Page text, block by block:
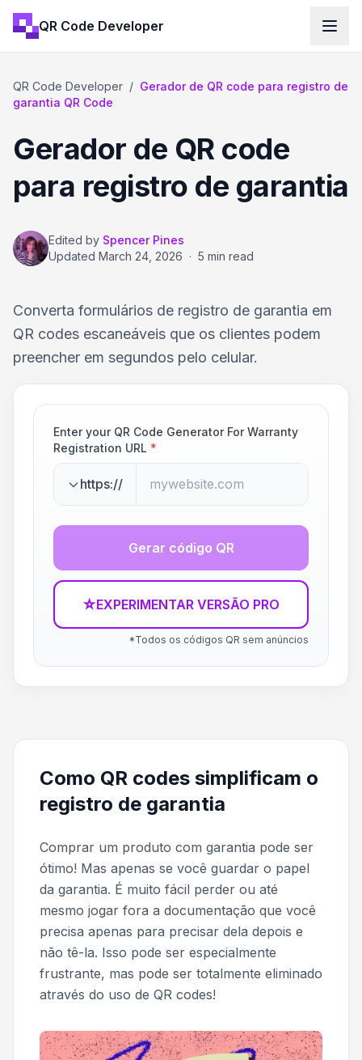
QR Code Developer
QR Code Developer / Gerador de QR code para registro de
garantia QR Code
Gerador de QR code
para registro de garantia
Edited by Spencer Pines
Updated March 24, 2026 · 5 min read
Converta formulários de registro de garantia em
QR codes escaneáveis que os clientes podem
preencher em segundos pelo celular.
Enter your QR Code Generator For Warranty
Registration URL *
https://
Gerar código QR
☆EXPERIMENTAR VERSÃO PRO
*Todos os códigos QR sem anúncios
Como QR codes simplificam o
registro de garantia
Comprar um produto com garantia pode ser
ótimo! Mas apenas se você guardar o papel
da garantia. É muito fácil perder ou até
mesmo jogar fora a documentação que você
precisa apenas para precisar dela depois e
não tê-la. Isso pode ser especialmente
frustrante, mas pode ser totalmente eliminado
através do uso de QR codes!